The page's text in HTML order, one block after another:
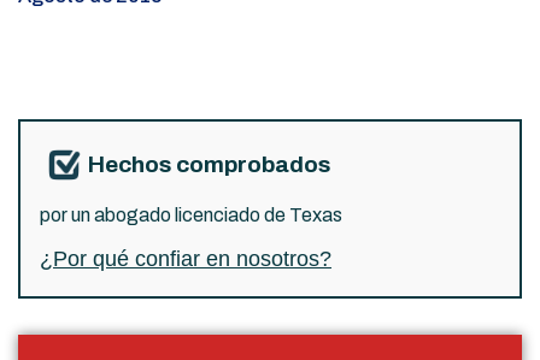
Hechos comprobados
por un abogado licenciado de Texas
¿Por qué confiar en nosotros?